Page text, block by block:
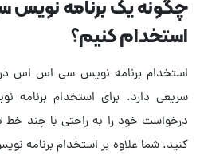
چگونه یک برنامه
استخدام کنیم؟
استخدام برنامه نویس سی اس اس در
سریعی دارد. برای استخدام
درخواست خود را به راحتی با چند
کنید. شما علاوه بر استخدام برنامه